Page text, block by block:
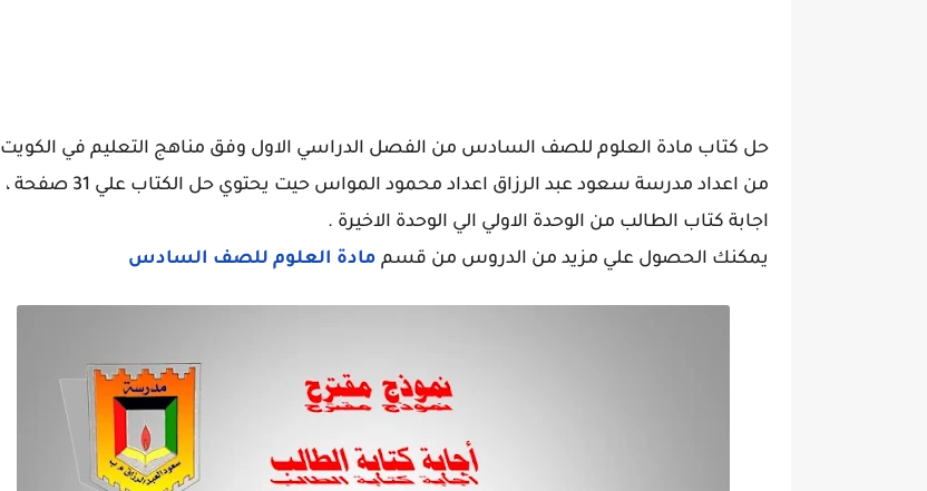
حل كتاب مادة العلوم للصف السادس من الفصل الدراسي الاول وفق مناهج التعليم في الكويت
من اعداد مدرسة سعود عبد الرزاق اعداد محمود المواس حيت يحتوي حل الكتاب علي 31 صفحة ،
اجابة كتاب الطالب من الوحدة الاولي الي الوحدة الاخيرة .
يمكنك الحصول علي مزيد من الدروس من قسم مادة العلوم للصف السادس